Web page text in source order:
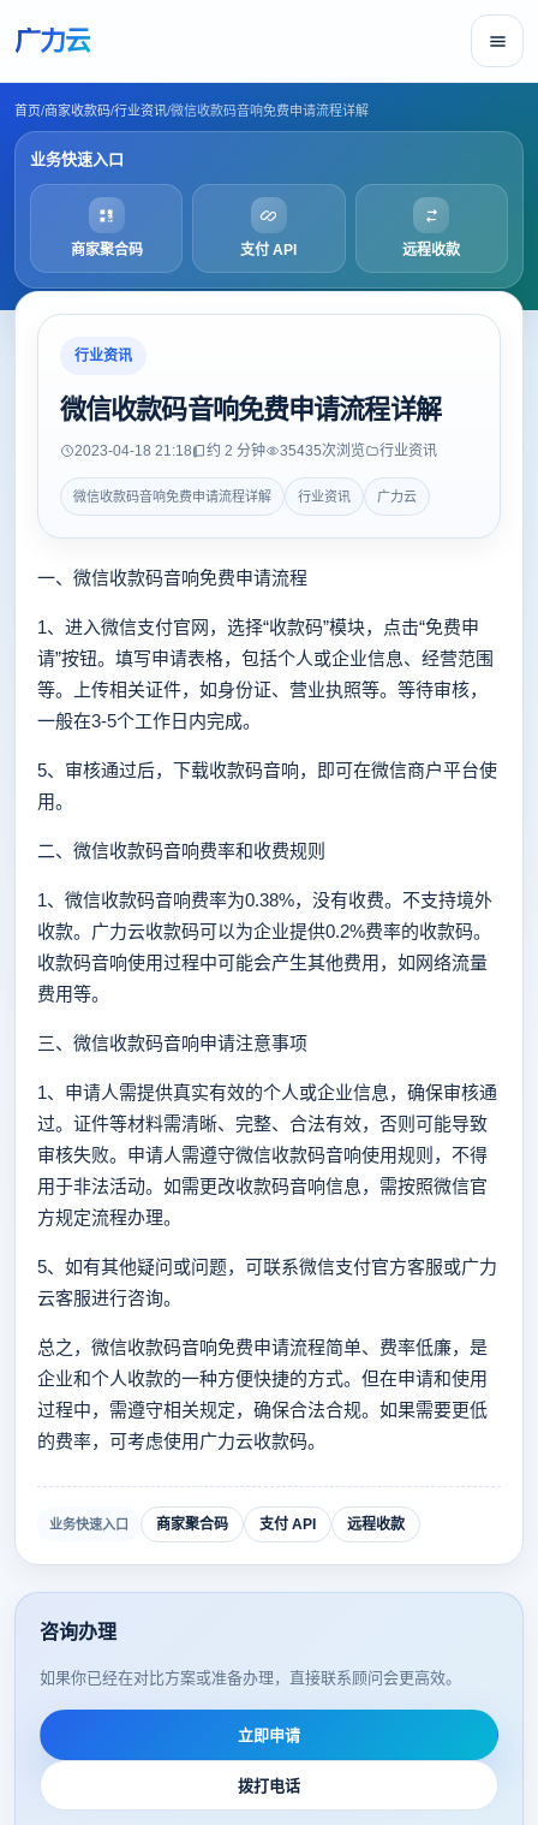
广力云
首页/商家收款码/行业资讯/微信收款码音响免费申请流程详解
业务快速入口
商家聚合码 支付 API 远程收款
行业资讯
微信收款码音响免费申请流程详解
2023-04-18 21:18 约 2 分钟 35435次浏览 行业资讯
微信收款码音响免费申请流程详解 行业资讯 广力云
一、微信收款码音响免费申请流程
1、进入微信支付官网，选择“收款码”模块，点击“免费申
请”按钮。填写申请表格，包括个人或企业信息、经营范围
等。上传相关证件，如身份证、营业执照等。等待审核，
一般在3-5个工作日内完成。
5、审核通过后，下载收款码音响，即可在微信商户平台使
用。
二、微信收款码音响费率和收费规则
1、微信收款码音响费率为0.38%，没有收费。不支持境外
收款。广力云收款码可以为企业提供0.2%费率的收款码。
收款码音响使用过程中可能会产生其他费用，如网络流量
费用等。
三、微信收款码音响申请注意事项
1、申请人需提供真实有效的个人或企业信息，确保审核通
过。证件等材料需清晰、完整、合法有效，否则可能导致
审核失败。申请人需遵守微信收款码音响使用规则，不得
用于非法活动。如需更改收款码音响信息，需按照微信官
方规定流程办理。
5、如有其他疑问或问题，可联系微信支付官方客服或广力
云客服进行咨询。
总之，微信收款码音响免费申请流程简单、费率低廉，是
企业和个人收款的一种方便快捷的方式。但在申请和使用
过程中，需遵守相关规定，确保合法合规。如果需要更低
的费率，可考虑使用广力云收款码。
业务快速入口 商家聚合码 支付 API 远程收款
咨询办理
如果你已经在对比方案或准备办理，直接联系顾问会更高效。
立即申请
拨打电话